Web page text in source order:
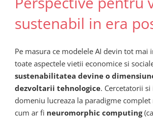
sustenabil in era
Pe masura ce modelele AI devin tot mai
toate aspectele vietii economice si
sustenabilitatea devine o
dezvoltarii tehnologice. Cercetatorii
domeniu lucreaza la paradigme complet
cum ar fi neuromorphic computing